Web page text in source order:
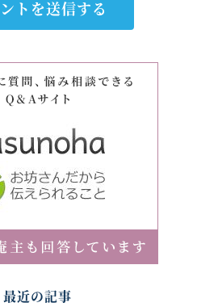
最近の記事